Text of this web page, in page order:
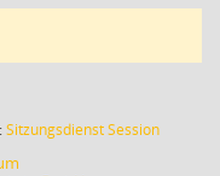
SitzungsdienstSession(Wird in